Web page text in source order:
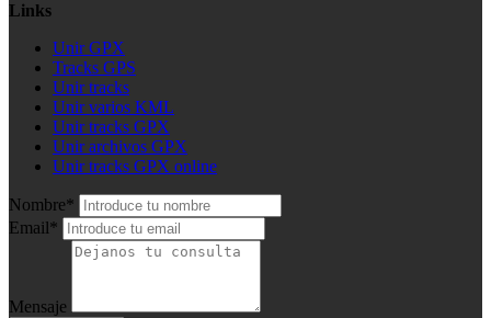
Links
Unir GPX
Tracks GPS
Unir tracks
Unir varios KML
Unir tracks GPX
Unir archivos GPX
Unir tracks GPX online
Nombre*
Email*
Mensaje